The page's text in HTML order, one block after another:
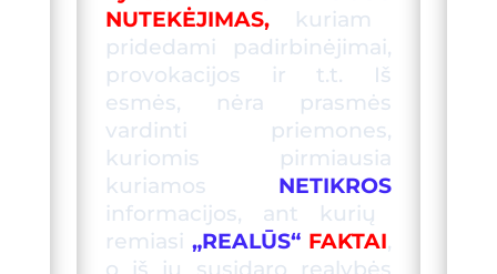
NUTEKĖJIMAS,kuriam
pridedami padirbinėjimai,
provokacijos ir t.t. Iš
esmės, nėra prasmės
vardinti priemones,
kuriomis pirmiausia
kuriamos NETIKROS
informacijos, ant kurių
remiasi „REALŪS“ FAKTAI,